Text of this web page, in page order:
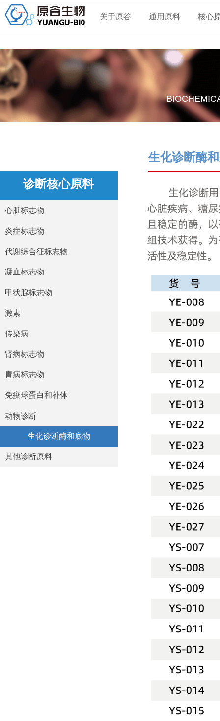
关于原谷 通用原料 核心
生化诊断酶
心脏标志物
心脏标志物
炎症标志物
炎症标志物
代谢综合征标志物
代谢综合征标志物
凝血标志物
凝血标志物
甲状腺标志物
甲状腺标志物
激素
激素
传染病
传染病
肾病标志物
肾病标志物
胃病标志物
胃病标志物
免疫球蛋白和补体
免疫球蛋白和补体
动物诊断
动物诊断生化诊断酶和底物
生化诊断酶和底物
其他诊断原料
诊断核心原料